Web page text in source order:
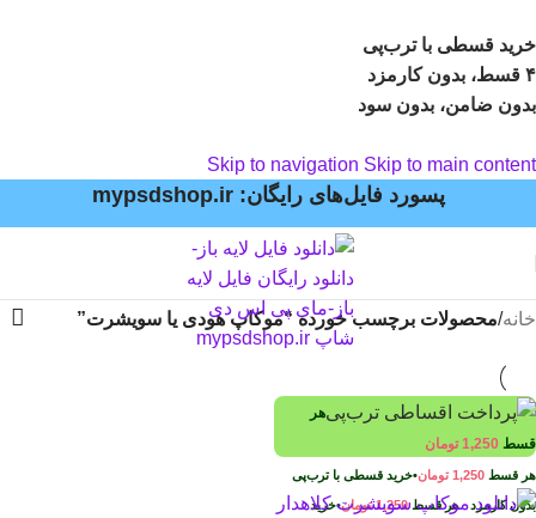
خرید قسطی با ترب‌پی
۴ قسط، بدون کارمزد
بدون ضامن، بدون سود
Skip to navigation Skip to main content
پسورد فایل‌های رایگان: mypsdshop.ir
خانه/محصولات برچسب خورده “موکاپ هودی یا سویشرت”
هر
قسط 1,250 تومان
هر قسط 1,250 تومان•خرید قسطی با ترب‌پی
بدون کارمزدهر قسط1,250 تومان•خرید